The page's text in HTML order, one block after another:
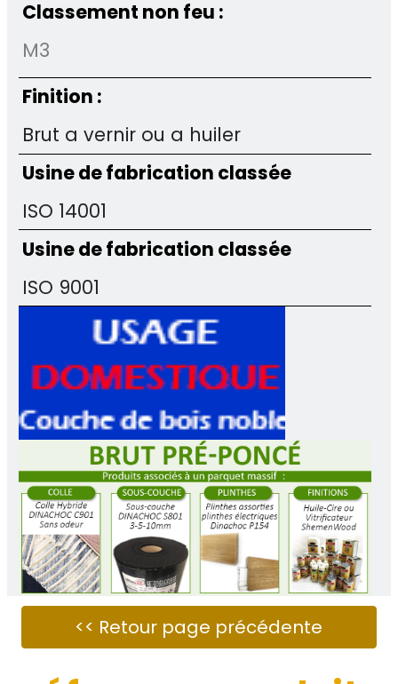
Classement non feu :
M3
Finition :
Brut a vernir ou a huiler
Usine de fabrication classée
ISO 14001
Usine de fabrication classée
ISO 9001